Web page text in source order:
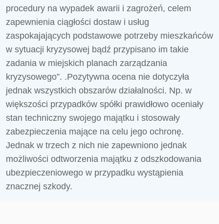
procedury na wypadek awarii i zagrożeń, celem
zapewnienia ciągłości dostaw i usług
zaspokajających podstawowe potrzeby mieszkańców
w sytuacji kryzysowej bądź przypisano im takie
zadania w miejskich planach zarządzania
kryzysowego”. .Pozytywna ocena nie dotyczyła
jednak wszystkich obszarów działalności. Np. w
większości przypadków spółki prawidłowo oceniały
stan techniczny swojego majątku i stosowały
zabezpieczenia mające na celu jego ochronę.
Jednak w trzech z nich nie zapewniono jednak
możliwości odtworzenia majątku z odszkodowania
ubezpieczeniowego w przypadku wystąpienia
znacznej szkody.